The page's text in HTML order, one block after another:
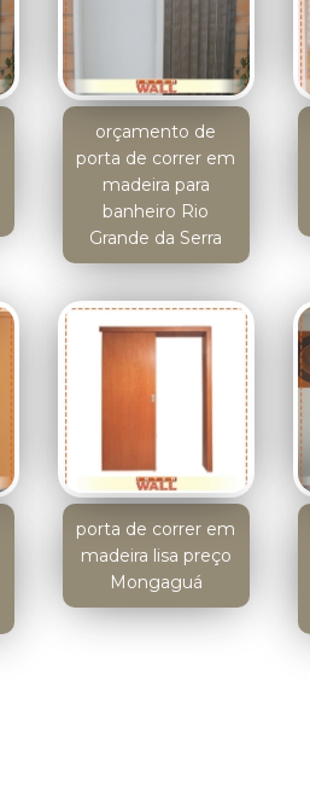
orçamento de
porta de correr em
madeira para
banheiro Rio
Grande da Serra
porta de correr em
madeira lisa preço
Mongaguá